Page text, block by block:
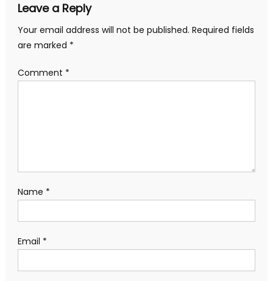
Leave a Reply
Your email address will not be published. Required fields
are marked *
Comment *
Name *
Email *